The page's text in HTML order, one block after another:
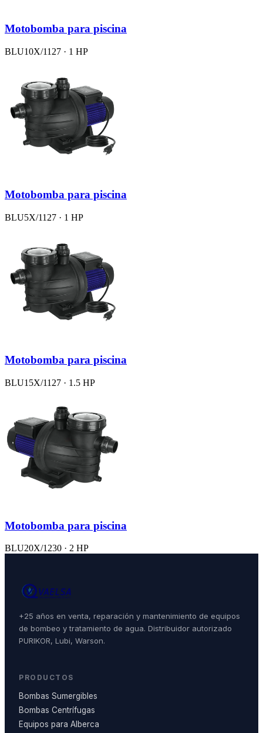
Motobomba para piscina
BLU10X/1127 · 1 HP
Motobomba para piscina
BLU5X/1127 · 1 HP
Motobomba para piscina
BLU15X/1127 · 1.5 HP
Motobomba para piscina
BLU20X/1230 · 2 HP
+25 años en venta, reparación y mantenimiento de equipos
de bombeo y tratamiento de agua. Distribuidor autorizado
PURIKOR, Lubi, Warson.
PRODUCTOS
Bombas Sumergibles
Bombas Centrífugas
Equipos para Alberca